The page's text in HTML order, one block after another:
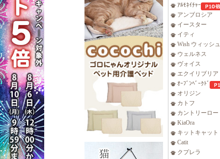
ｱﾙﾓﾈｲﾁｬｰ
アンブロシア
イースター
イティ
Wish ウィッシュ
ウェルネス
ヴォイス
エクイリブリア
ｵｰﾌﾞﾝﾍﾞｰｸﾄﾞ
オリジン
カトフ
カントリーロー
KiaOra
キットキャット
Catit
クプレラ